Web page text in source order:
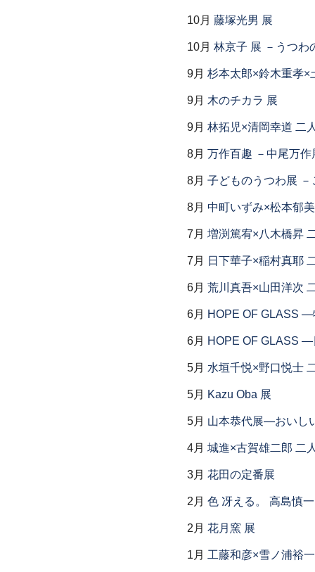
10月 藤塚光男 展
10月 林京子 展 －うつわ
9月 杉本太郎×鈴木重孝×
9月 木のチカラ 展
9月 林拓児×清岡幸道 二
8月 万作百趣 －中尾万作
8月 子どものうつわ展
8月 中町いずみ×松本郁
7月 増渕篤宥×八木橋昇
7月 日下華子×稲村真耶
6月 荒川真吾×山田洋次
6月 HOPE OF GLASS
6月 HOPE OF GLASS
5月 水垣千悦×野口悦士
5月 Kazu Oba 展
5月 山本恭代展―おいし
4月 城進×古賀雄二郎 二
3月 花田の定番展
2月 色 冴える。 高島慎
2月 花月窯 展
1月 工藤和彦×雪ノ浦裕